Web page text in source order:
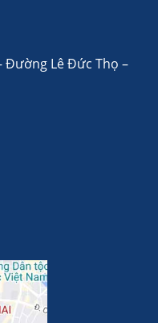
Đường Lê Đức Thọ –